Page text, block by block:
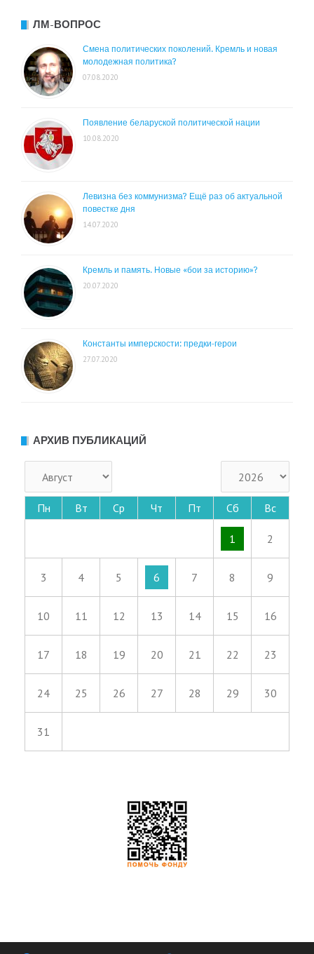
ЛМ-ВОПРОС
Смена политических поколений. Кремль и новая
молодежная политика?
07.08.2020
Появление беларуской политической нации
10.08.2020
Левизна без коммунизма? Ещё раз об актуальной
повестке дня
14.07.2020
Кремль и память. Новые «бои за историю»?
20.07.2020
Константы имперскости: предки-герои
27.07.2020
АРХИВ ПУБЛИКАЦИЙ
Пн Вт Ср Чт Пт Сб Вс
1 2
3 4 5 6 7 8 9
10 11 12 13 14 15 16
17 18 19 20 21 22 23
24 25 26 27 28 29 30
31